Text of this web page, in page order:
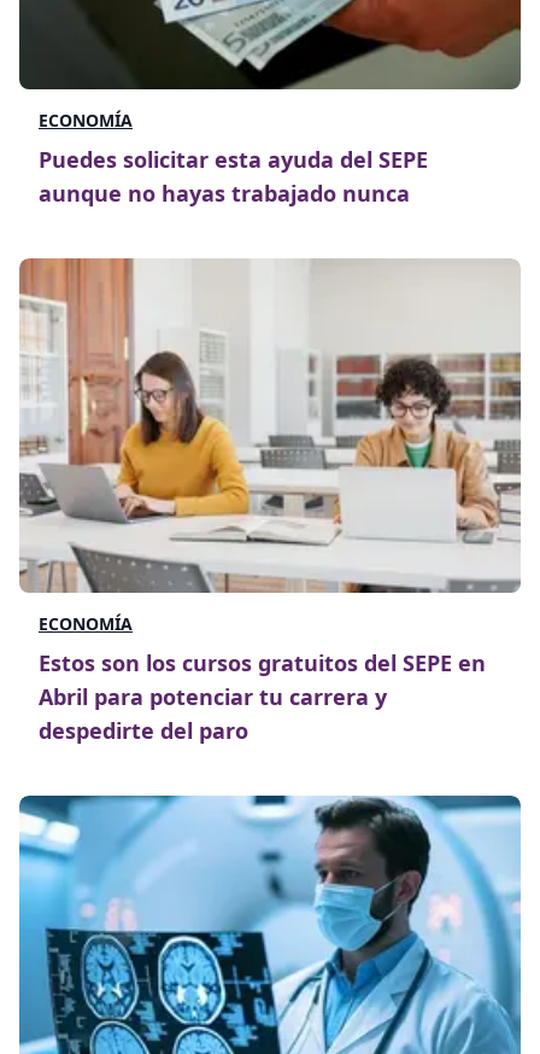
ECONOMÍA
Puedes solicitar esta ayuda del SEPE
aunque no hayas trabajado nunca
ECONOMÍA
Estos son los cursos gratuitos del SEPE en
Abril para potenciar tu carrera y
despedirte del paro